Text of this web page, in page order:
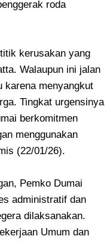
roda
kerusakan yang
Walaupun ini jalan
karena menyangkut
Tingkat urgensinya
berkomitmen
menggunakan
(22/01/26).
Pemko Dumai
administratif dan
dilaksanakan.
Umum dan